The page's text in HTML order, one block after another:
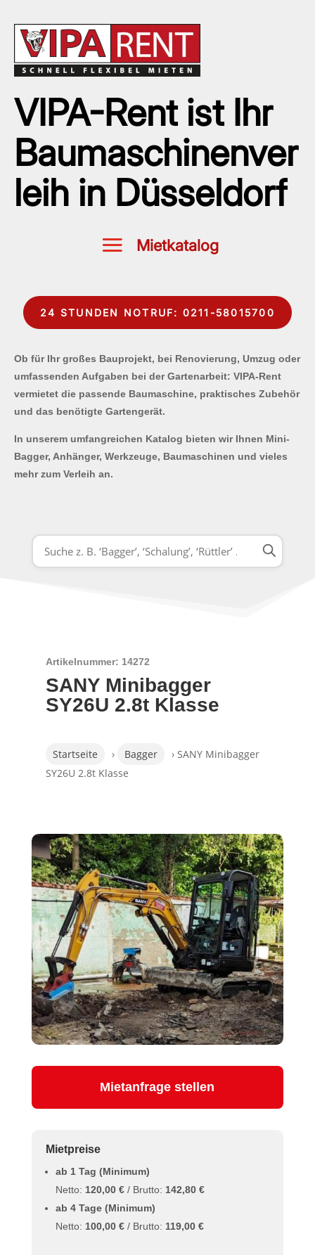
VIPA-Rent ist Ihr
Baumaschinenver
leih in Düsseldorf
24 STUNDEN NOTRUF: 0211-58015700
Ob für Ihr großes Bauprojekt, bei Renovierung, Umzug oder
umfassenden Aufgaben bei der Gartenarbeit: VIPA-Rent
vermietet die passende Baumaschine, praktisches Zubehör
und das benötigte Gartengerät.
In unserem umfangreichen Katalog bieten wir Ihnen Mini-
Bagger, Anhänger, Werkzeuge, Baumaschinen und vieles
mehr zum Verleih an.
Artikelnummer: 14272
SANY Minibagger
SY26U 2.8t Klasse
Startseite › Bagger
› SANY Minibagger
SY26U 2.8t Klasse
Mietanfrage stellen
Mietpreise
ab 1 Tag (Minimum)
Netto: 120,00 €/ Brutto: 142,80 €
ab 4 Tage (Minimum)
Netto: 100,00 €/ Brutto: 119,00 €